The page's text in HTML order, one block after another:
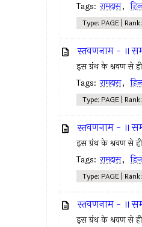
Tags: रामदास,
Type: PAGE |
स्तवणनाम - ॥
इस ग्रंथ के श्रवण से
Tags: रामदास,
Type: PAGE |
स्तवणनाम - ॥
इस ग्रंथ के श्रवण से
Tags: रामदास,
Type: PAGE |
स्तवणनाम - ॥
इस ग्रंथ के श्रवण से